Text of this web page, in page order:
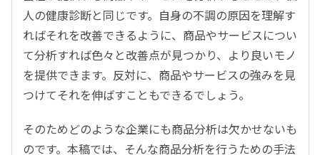
DX（2025年の崖）／クラウドコンピューティング
データ分析／BI
ガバナンス／リスク管理
BPR／業務改善
人の健康診断と同じです。自身の不調の原因を理解す
ればそれを改善できるように、商品やサービスについ
て分析すれば色々と改善点が見つかり、より良いモノ
を提供できます。反対に、商品やサービスの強みを見
つけてそれを伸ばすこともできるでしょう。
そのためどのような企業にも商品分析は欠かせないも
のです。本稿では、そんな商品分析を行うための手法